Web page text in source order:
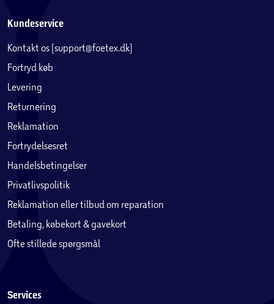
Kundeservice
Kontakt os (support@foetex.dk)
Fortryd køb
Levering
Returnering
Reklamation
Fortrydelsesret
Handelsbetingelser
Privatlivspolitik
Reklamation eller tilbud om reparation
Betaling, købekort & gavekort
Ofte stillede spørgsmål
Services